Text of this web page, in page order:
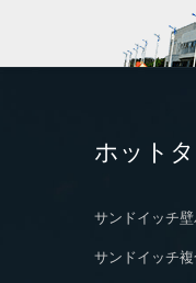
ホット
サンドイッチ
サンドイッチ